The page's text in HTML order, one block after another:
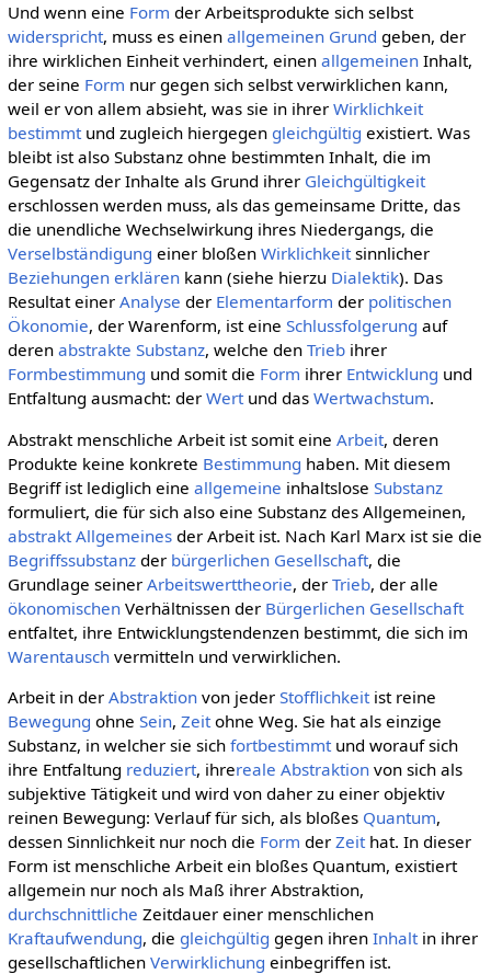
Und wenn eine Form der Arbeitsprodukte sich selbst
widerspricht, muss es einen allgemeinen Grund geben, der
ihre wirklichen Einheit verhindert, einen allgemeinenInhalt,
der seine Form nur gegen sich selbst verwirklichen kann,
weil er von allem absieht, was sie in ihrer Wirklichkeit
bestimmtund zugleich hiergegen gleichgültig existiert. Was
bleibt ist also Substanz ohne bestimmten Inhalt, die im
Gegensatz der Inhalte als Grund ihrer Gleichgültigkeit
erschlossen werden muss, als das gemeinsame Dritte, das
die unendliche Wechselwirkung ihres Niedergangs, die
Verselbständigung einer bloßen Wirklichkeitsinnlicher
Beziehungen erklärenkann (siehe hierzu Dialektik). Das
Resultat einer Analyse der Elementarform der politischen
Ökonomie, der Warenform, ist eine Schlussfolgerung auf
deren abstrakte Substanz, welche den Triebihrer
Formbestimmung und somit die Form ihrer Entwicklung und
Entfaltung ausmacht: der Wertund das Wertwachstum.
Abstrakt menschliche Arbeit ist somit eine Arbeit, deren
Produkte keine konkrete Bestimmung haben. Mit diesem
Begriff ist lediglich eine allgemeine inhaltslose Substanz
formuliert, die für sich also eine Substanz des Allgemeinen,
abstrakt Allgemeinesder Arbeit ist. Nach Karl Marx ist sie die
Begriffssubstanzder bürgerlichen Gesellschaft, die
Grundlage seiner Arbeitswerttheorie, der Trieb, der alle
ökonomischenVerhältnissen der Bürgerlichen Gesellschaft
entfaltet, ihre Entwicklungstendenzen bestimmt, die sich im
Warentauschvermitteln und verwirklichen.
Arbeit in der Abstraktionvon jeder Stofflichkeitist reine
Bewegung ohne Sein, Zeitohne Weg. Sie hat als einzige
Substanz, in welcher sie sich fortbestimmtund worauf sich
ihre Entfaltung reduziert, ihrereale Abstraktionvon sich als
subjektive Tätigkeit und wird von daher zu einer objektiv
reinen Bewegung: Verlauf für sich, als bloßes Quantum,
dessen Sinnlichkeit nur noch die Form der Zeithat. In dieser
Form ist menschliche Arbeit ein bloßes Quantum, existiert
allgemein nur noch als Maß ihrer Abstraktion,
durchschnittliche Zeitdauer einer menschlichen
Kraftaufwendung, die gleichgültig gegen ihren Inhaltin ihrer
gesellschaftlichen Verwirklichung einbegriffen ist.